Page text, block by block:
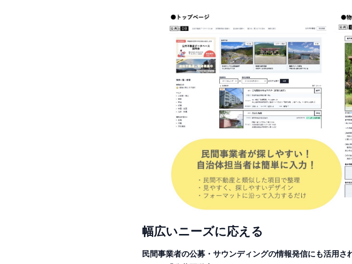
幅広いニーズに応える
民間事業者の公募・サウンディングの情報発信にも活用